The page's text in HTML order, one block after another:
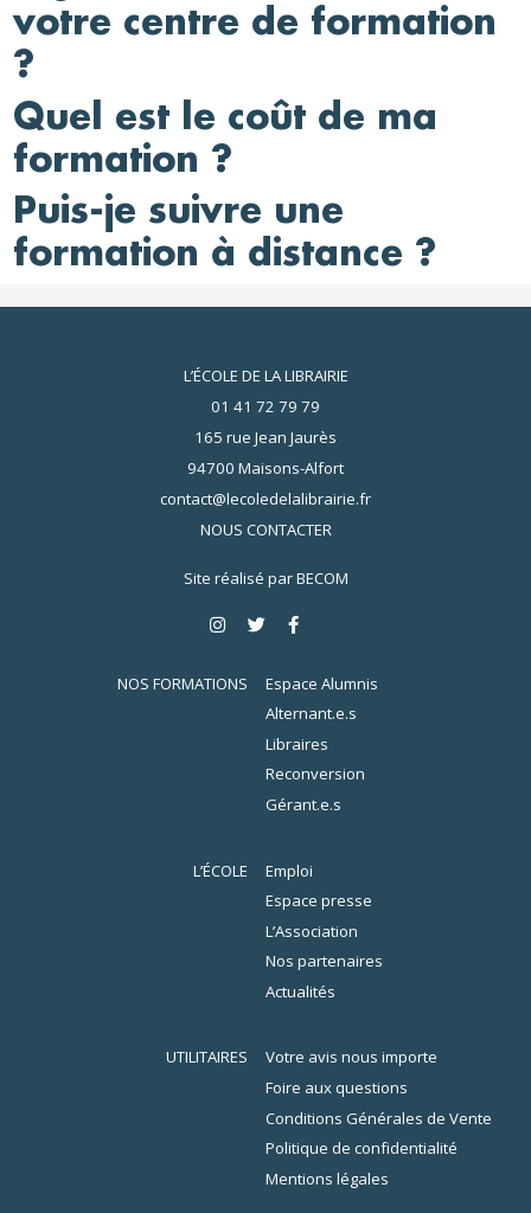
votre centre de formation
?
Quel est le coût de ma
formation ?
Puis-je suivre une
formation à distance ?
L’ÉCOLE DE LA LIBRAIRIE
01 41 72 79 79
165 rue Jean Jaurès
94700 Maisons-Alfort
contact@lecoledelalibrairie.fr
NOUS CONTACTER
Site réalisé parBECOM
NOS FORMATIONS
Espace Alumnis
Alternant.e.s
Libraires
Reconversion
Gérant.e.s
L’ÉCOLE
Emploi
Espace presse
L’Association
Nos partenaires
Actualités
UTILITAIRES
Votre avis nous importe
Foire aux questions
Conditions Générales de Vente
Politique de confidentialité
Mentions légales